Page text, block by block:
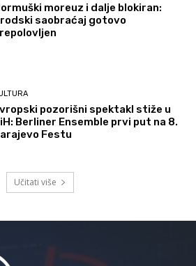
moreuz i dalje blokiran:
saobraćaj gotovo
pozorišni spektakl stiže u
Berliner Ensemble prvi put na 8.
Festu
Učitati više